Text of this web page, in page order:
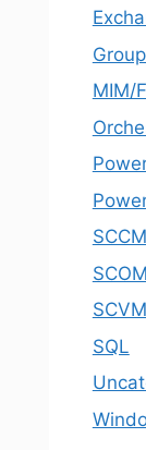
MIM/
SCCM
SCOM
SQL